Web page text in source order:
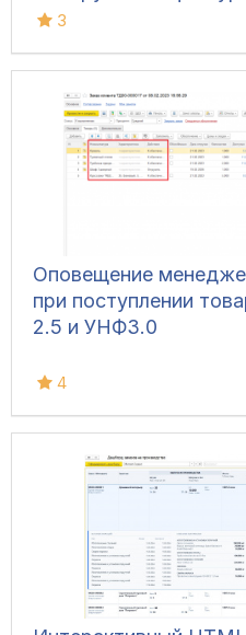
3
Оповещение
при поступлении
2.5 и УНФ3.0
4